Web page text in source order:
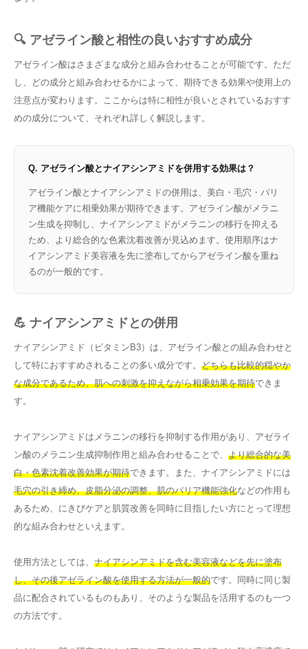
🔍 アゼライン酸と相性の良いおすすめ成分
アゼライン酸はさまざまな成分と組み合わせることが可能です。ただ
し、どの成分と組み合わせるかによって、期待できる効果や使用上の
注意点が変わります。ここからは特に相性が良いとされているおすす
めの成分について、それぞれ詳しく解説します。
Q. アゼライン酸とナイアシンアミドを併用する効果は？
アゼライン酸とナイアシンアミドの併用は、美白・毛穴・バリ
ア機能ケアに相乗効果が期待できます。アゼライン酸がメラニ
ン生成を抑制し、ナイアシンアミドがメラニンの移行を抑える
ため、より総合的な色素沈着改善が見込めます。使用順序はナ
イアシンアミド美容液を先に塗布してからアゼライン酸を重ね
るのが一般的です。
💪 ナイアシンアミドとの併用
ナイアシンアミド（ビタミンB3）は、アゼライン酸との組み合わせと
して特におすすめされることの多い成分です。 どちらも比較的穏やか
な成分であるため、肌への刺激を抑えながら相乗効果を期待できま
す。
ナイアシンアミドはメラニンの移行を抑制する作用があり、アゼライ
ン酸のメラニン生成抑制作用と組み合わせることで、 より総合的な美
白・色素沈着改善効果が期待できます。また、ナイアシンアミドには
毛穴の引き締め、皮脂分泌の調整、肌のバリア機能強化などの作用も
あるため、にきびケアと肌質改善を同時に目指したい方にとって理想
的な組み合わせといえます。
使用方法としては、 ナイアシンアミドを含む美容液などを先に塗布
し、その後アゼライン酸を使用する方法が一般的です。同時に同じ製
品に配合されているものもあり、そのような製品を活用するのも一つ
の方法です。